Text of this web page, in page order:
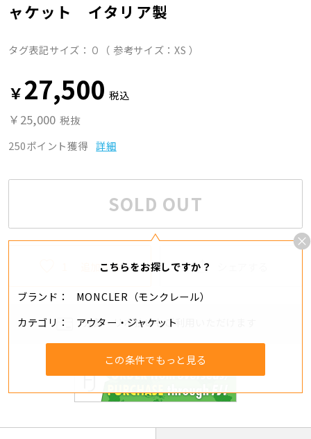
ャケット イタリア製
タグ表記サイズ：０（ 参考サイズ：XS ）
￥27,500 税込
￥25,000 税抜
250ポイント獲得 詳細
SOLD OUT
こちらをお探しですか？
ブランド
MONCLER（モンクレール）
カテゴリ
アウター・ジャケット
この条件でもっと見る
追加する
分割・リボ払いもご利用いただけます